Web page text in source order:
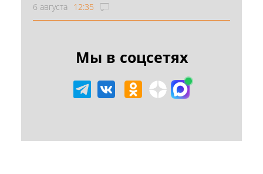
6 августа 12:35
Мы в соцсетях